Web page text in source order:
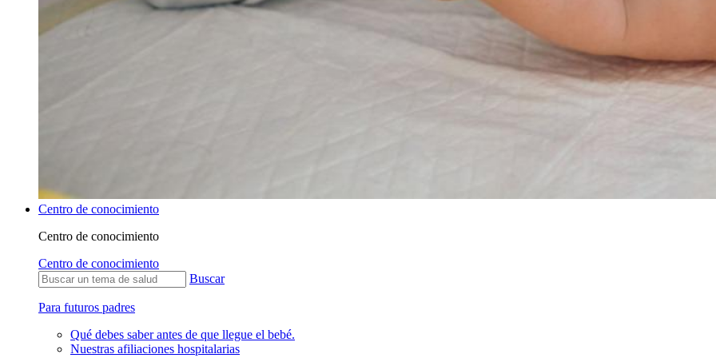
Centro de conocimiento
Centro de conocimiento
Centro de conocimiento
Buscar
Para futuros padres
Qué debes saber antes de que llegue el bebé.
Nuestras afiliaciones hospitalarias